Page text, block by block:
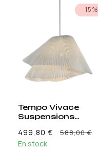
-15%
Tempo Vivace
Suspensions
499,80 € 588,00 €
En stock